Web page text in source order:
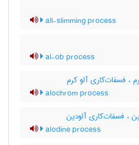
all-slimming process
al-ob process
، فسفات‌کاری آلو کرم
alochrom process
، فسفات‌کاری آلودین
alodine process